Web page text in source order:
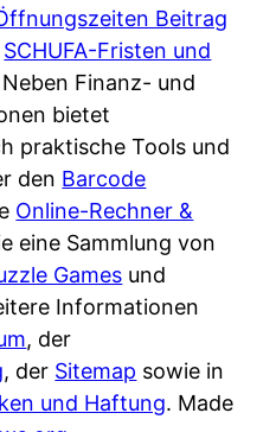
Beitrag
SCHUFA-Fristen und
Neben Finanz- und
bietet
praktische Tools und
den Barcode
Online-Rechner &
eine Sammlung von
Games und
Informationen
, der
, der Sitemap sowie in
und Haftung. Made